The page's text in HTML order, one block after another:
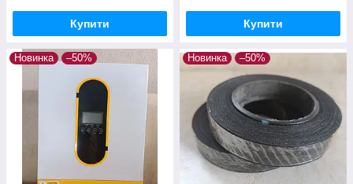
Купити Купити
Новинка –50% Новинка –50%